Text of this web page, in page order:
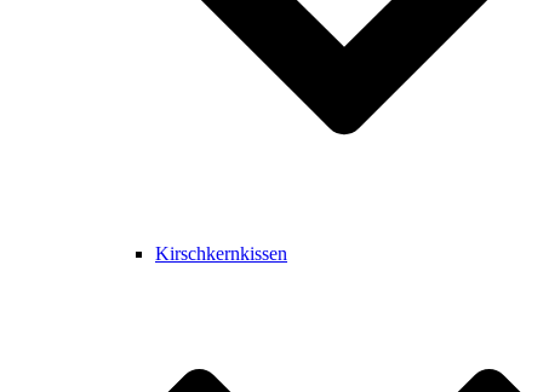
Kirschkernkissen